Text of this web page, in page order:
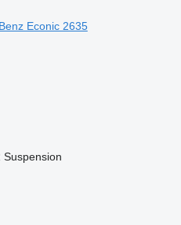
Econic 2635
Suspension